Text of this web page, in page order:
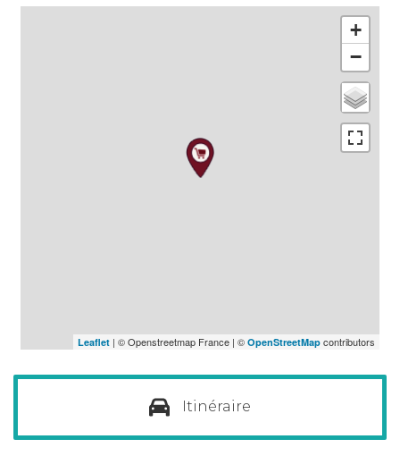
+
−
Leaflet | © Openstreetmap France | © OpenStreetMap contributors
Itinéraire